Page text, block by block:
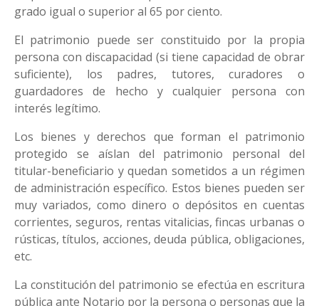
grado igual o superior al 65 por ciento.
El patrimonio puede ser constituido por la propia
persona con discapacidad (si tiene capacidad de obrar
suficiente), los padres, tutores, curadores o
guardadores de hecho y cualquier persona con
interés legítimo.
Los bienes y derechos que forman el patrimonio
protegido se aíslan del patrimonio personal del
titular-beneficiario y quedan sometidos a un régimen
de administración específico. Estos bienes pueden ser
muy variados, como dinero o depósitos en cuentas
corrientes, seguros, rentas vitalicias, fincas urbanas o
rústicas, títulos, acciones, deuda pública, obligaciones,
etc.
La constitución del patrimonio se efectúa en escritura
pública ante Notario por la persona o personas que la